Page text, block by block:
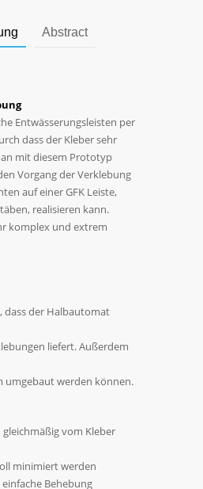
Abstract
Entwässerungsleisten per
dass der Kleber sehr
mit diesem Prototyp
Vorgang der Verklebung
auf einer GFK Leiste,
realisieren kann.
komplex und extrem
dass der Halbautomat
liefert. Außerdem
umgebaut werden können.
gleichmäßig vom Kleber
minimiert werden
einfache Behebung